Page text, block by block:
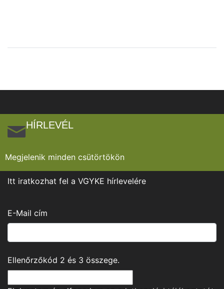
HÍRLEVÉL
Megjelenik minden csütörtökön
Itt iratkozhat fel a VGYKE hírlevelére
E-Mail cím
Ellenőrzőkód 2 és 3 összege.